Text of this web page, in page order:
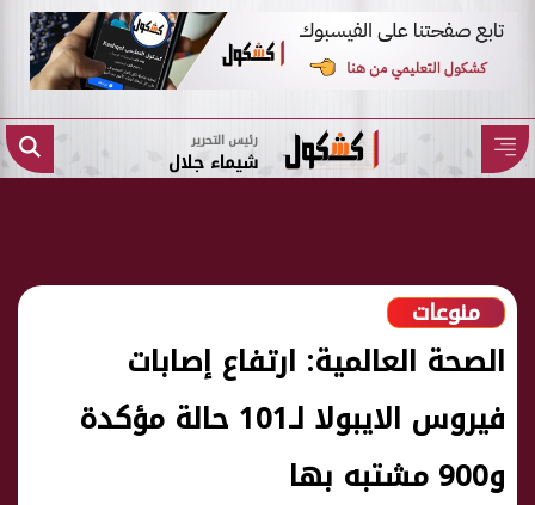
رئيس التحرير
شيماء جلال
منوعات
الصحة العالمية: ارتفاع إصابات
فيروس الايبولا لـ101 حالة مؤكدة
و900 مشتبه بها